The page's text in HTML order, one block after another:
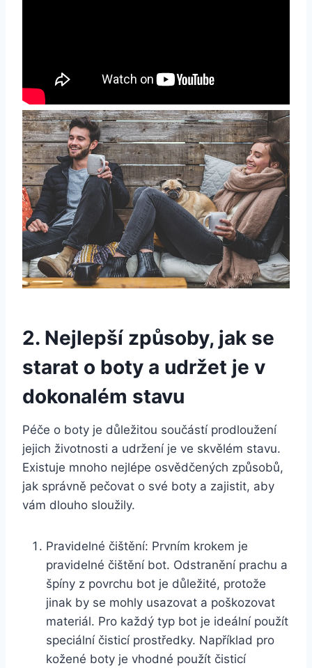
2. Nejlepší způsoby,​ jak se​
starat o boty ⁤a udržet je v
dokonalém stavu
Péče o boty je důležitou ‌součástí prodloužení
jejich životnosti⁤ a udržení ​je ve skvělém stavu.
Existuje mnoho nejlépe osvědčených způsobů,
jak‍ správně pečovat o své boty a zajistit, aby⁣
vám dlouho sloužily.
Pravidelné čištění: Prvním ⁤krokem je
pravidelné čištění bot. Odstranění⁢ prachu a
špíny z povrchu ‍bot ‌je důležité, protože
jinak by se mohly ​usazovat a poškozovat
materiál. Pro ⁤každý typ bot je ideální použít
speciální čisticí ⁤prostředky. Například pro‌
kožené boty je vhodné ⁣použít čisticí